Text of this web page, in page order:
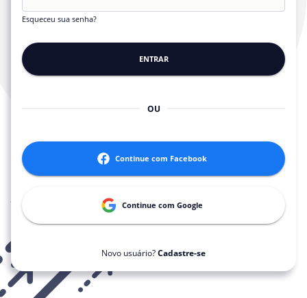
Esqueceu sua senha?
ENTRAR
OU
Continue com Facebook
Continue com Google
Novo usuário?Cadastre-se